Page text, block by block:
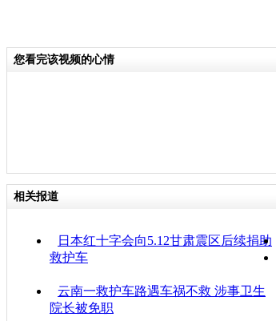
您看完该视频的心情
相关报道
日本红十字会向5.12甘肃震区后续捐助
救护车
云南一救护车路遇车祸不救 涉事卫生
院长被免职